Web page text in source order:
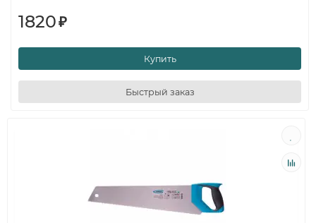
1820₽
Купить
Быстрый заказ